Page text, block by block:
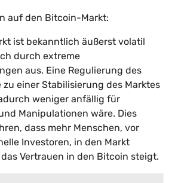
auf den Bitcoin-Markt:
ist bekanntlich äußerst volatil
durch extreme
aus. Eine Regulierung des
einer Stabilisierung des Marktes
weniger anfällig für
Manipulationen wäre. Dies
dass mehr Menschen, vor
Investoren, in den Markt
Vertrauen in den Bitcoin steigt.